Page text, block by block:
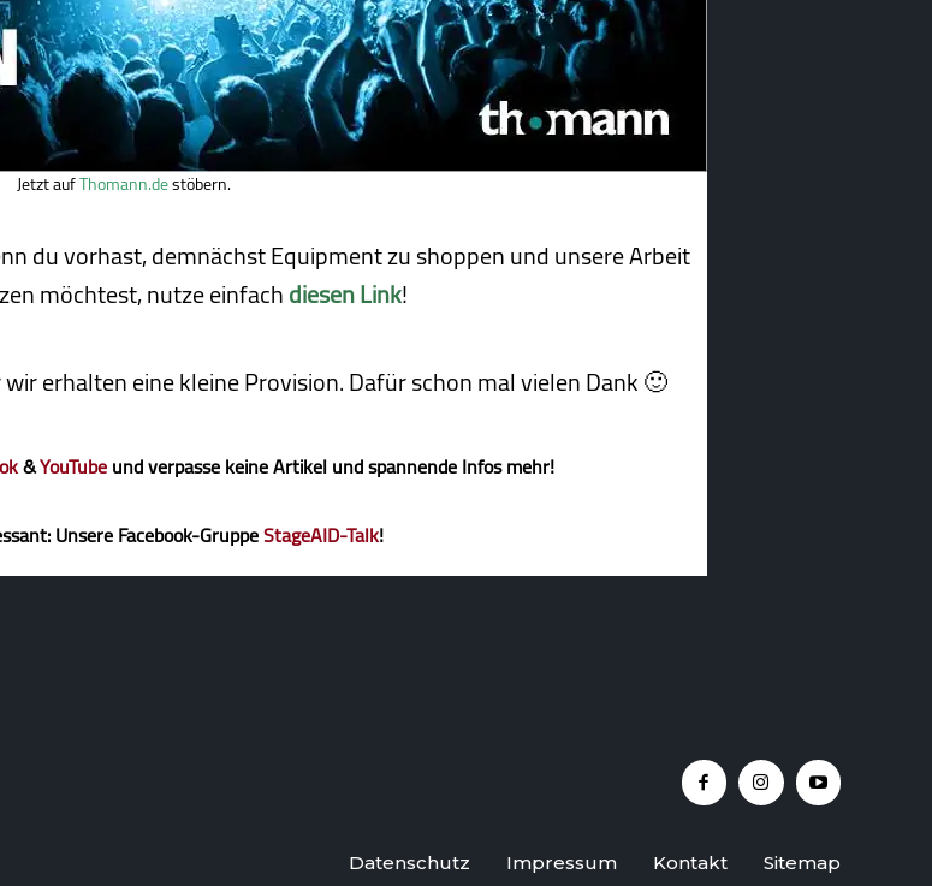
Jetzt aufThomann.destöbern.
du vorhast, demnächst Equipment zu shoppen und unsere Arbeit
möchtest, nutze einfachdiesen Link!
wir erhalten eine kleine Pro­vi­sion. Dafür schon mal vielen Dank 🙂
&YouTubeund verpasse keine Artikel und spannende Infos mehr!
Unsere Facebook-GruppeStageAID-Talk!
Datenschutz Impressum Kontakt Sitemap